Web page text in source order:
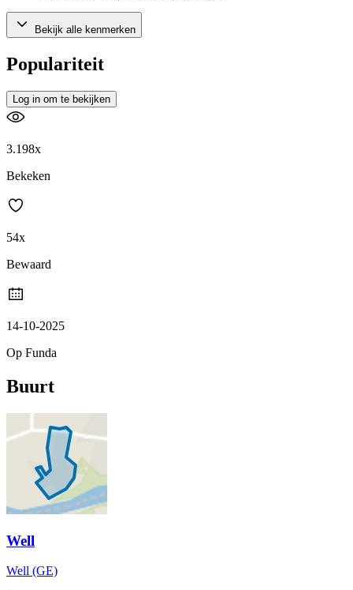
Bekijk alle kenmerken
Populariteit
Log in om te bekijken
3.198x
Bekeken
54x
Bewaard
14-10-2025
Op Funda
Buurt
Well
Well (GE)